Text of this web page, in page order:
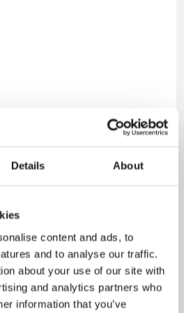
Details About
content and ads, to
and to analyse our traffic.
about your use of our site with
and analytics partners who
information that you’ve
Danmark - Kontrakt med
nye havmiljø- og